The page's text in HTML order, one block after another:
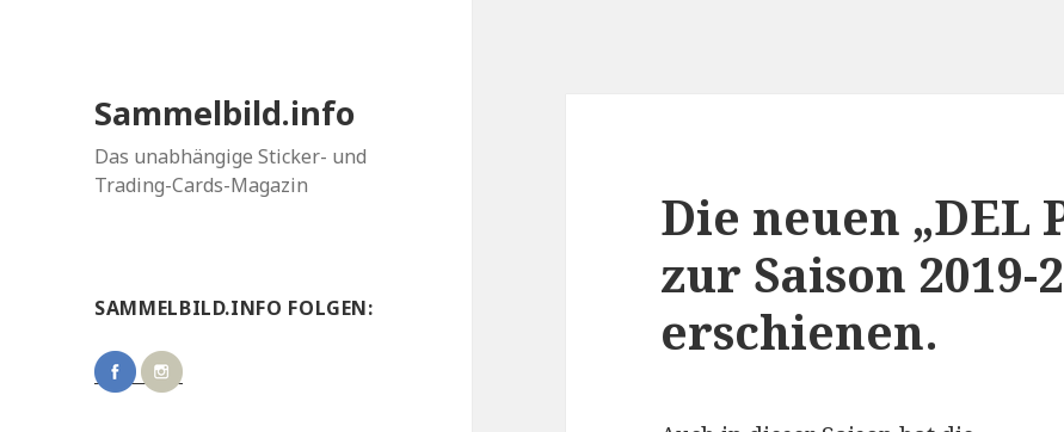
Sammelbild.info
Das unabhängige Sticker- und
Trading-Cards-Magazin
SAMMELBILD.INFO FOLGEN:
Die neuen „DEL
zur Saison 2019-
erschienen.